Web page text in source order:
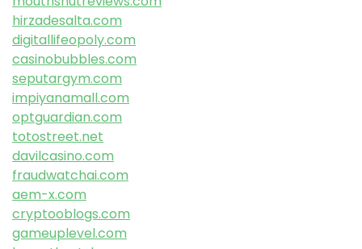
hirzadesalta.com
digitallifeopoly.com
casinobubbles.com
seputargym.com
impiyanamall.com
optguardian.com
totostreet.net
davilcasino.com
fraudwatchai.com
aem-x.com
cryptooblogs.com
gameuplevel.com